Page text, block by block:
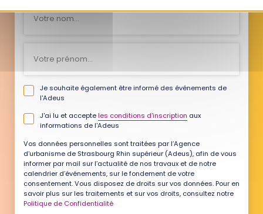
Votre
nom
Prénom
Je souhaite également être informé des événements de
l'Adeus
J'ai lu et accepteles conditions d'inscription aux
informations de l'Adeus
Vos données personnelles sont traitées par l’Agence
d’urbanisme de Strasbourg Rhin supérieur (Adeus), afin de vous
informer par mail sur l’actualité de nos travaux et de notre
calendrier d’événements, sur le fondement de votre
consentement. Vous disposez de droits sur vos données. Pour en
savoir plus sur les traitements et sur vos droits, consultez notre
Politique de Confidentialité